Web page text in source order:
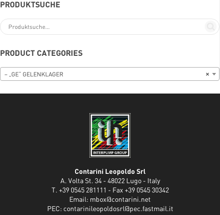
PRODUKTSUCHE
PRODUCT CATEGORIES
×
– „GE“ GELENKLAGER
Contarini Leopoldo Srl
A. Volta St. 34 - 48022 Lugo - Italy
T. +39 0545 281111 - Fax +39 0545 30342
Email: mbox@contarini.net
PEC: contarinileopoldosrl@pec.fastmail.it